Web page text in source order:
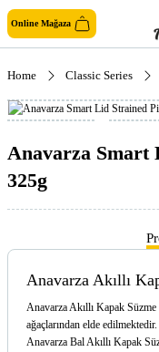
Online Mağaza
Home Classic Series
Anavarza Smart
325g
Anavarza Akıllı
Anavarza Akıllı Kapak
ağaçlarından elde edilmektedir.
Anavarza Bal Akıllı Kapak